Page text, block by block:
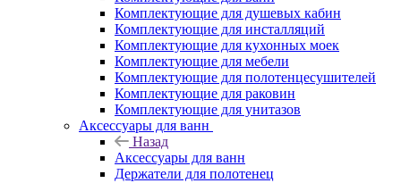
Комплектующие для душевых кабин
Комплектующие для инсталляций
Комплектующие для кухонных моек
Комплектующие для мебели
Комплектующие для полотенцесушителей
Комплектующие для раковин
Комплектующие для унитазов
Аксессуары для ванн
Назад
Аксессуары для ванн
Держатели для полотенец